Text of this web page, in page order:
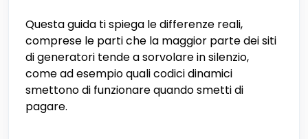
Questa guida ti spiega le differenze reali,
comprese le parti che la maggior parte dei siti
di generatori tende a sorvolare in silenzio,
come ad esempio quali codici dinamici
smettono di funzionare quando smetti di
pagare.